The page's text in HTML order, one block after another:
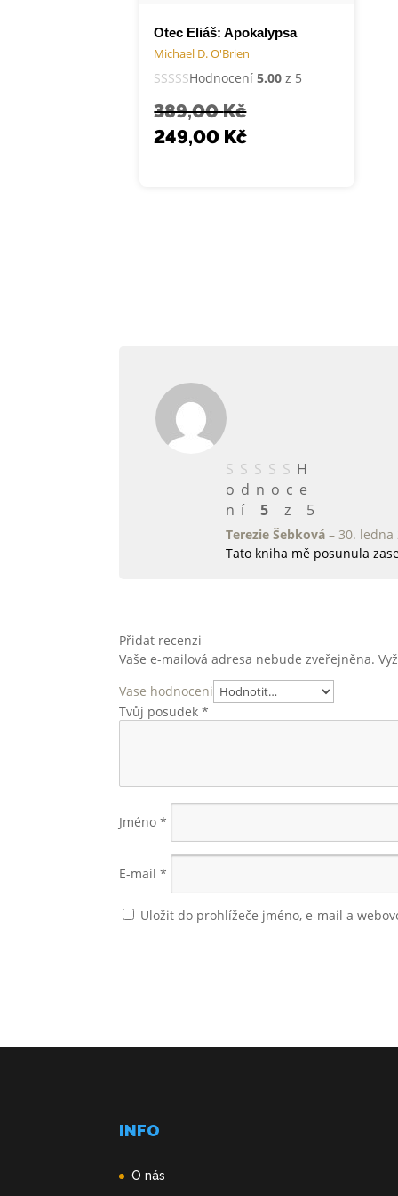
Otec Eliáš: Apokalypsa
Michael D. O'Brien
Hodnocení5.00 z 5
389,00Kč
249,00 Kč
H
odnoce
ní5 z 5
Terezie Šebková– 30. ledna
Tato kniha mě posunula
Přidat recenzi
Vaše e-mailová adresa nebude zveřejněna.
Vase hodnoceni
Tvůj posudek*
Jméno*
E-mail*
Uložit do prohlížeče jméno, e-mail a
INFO
O nás